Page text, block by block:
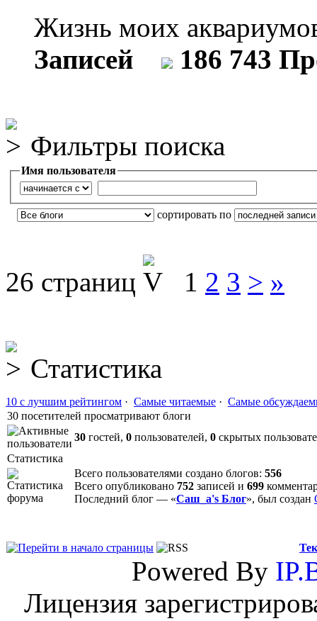
Жизнь моих
Записей
186 743
Фильтры поиска
Имя пользователя
сортировать по
26 страниц 1 2 3 > »
Статистика
10 с лучшим рейтингом · Самые читаемые · Самые
30 посетителей просматривают блоги
30 гостей, 0 пользователей, 0 скрытых
Статистика
Всего пользователями создано блогов: 556
Всего опубликовано 752 записей и 699
Последний блог — «Саш_а's Блог», был создан
Powered By
Лицензия